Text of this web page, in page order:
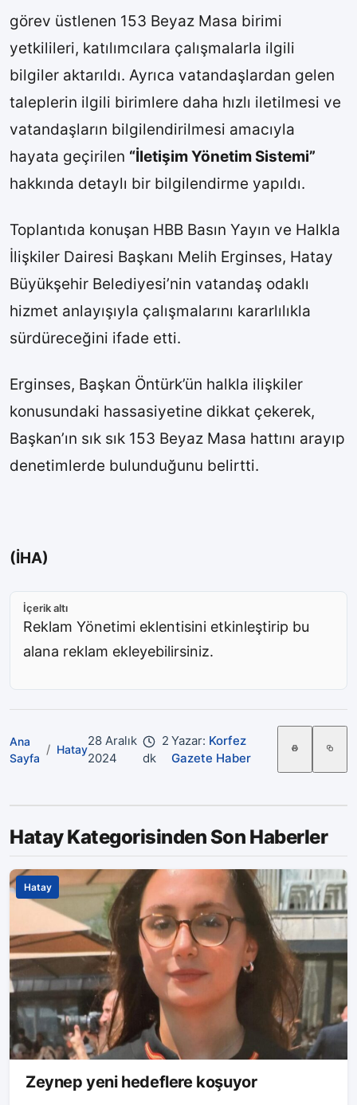
görev üstlenen 153 Beyaz Masa birimi
yetkilileri, katılımcılara çalışmalarla ilgili
bilgiler aktarıldı. Ayrıca vatandaşlardan gelen
taleplerin ilgili birimlere daha hızlı iletilmesi ve
vatandaşların bilgilendirilmesi amacıyla
hayata geçirilen “İletişim Yönetim Sistemi”
hakkında detaylı bir bilgilendirme yapıldı.
Toplantıda konuşan HBB Basın Yayın ve Halkla
İlişkiler Dairesi Başkanı Melih Erginses, Hatay
Büyükşehir Belediyesi’nin vatandaş odaklı
hizmet anlayışıyla çalışmalarını kararlılıkla
sürdüreceğini ifade etti.
Erginses, Başkan Öntürk’ün halkla ilişkiler
konusundaki hassasiyetine dikkat çekerek,
Başkan’ın sık sık 153 Beyaz Masa hattını arayıp
denetimlerde bulunduğunu belirtti.
(İHA)
İçerik altı
Reklam Yönetimi eklentisini etkinleştirip bu
alana reklam ekleyebilirsiniz.
Ana
Sayfa
/ Hatay
28 Aralık
2024
2
dk
Yazar: Korfez
Gazete Haber
Hatay Kategorisinden Son Haberler
Hatay
Zeynep yeni hedeflere koşuyor